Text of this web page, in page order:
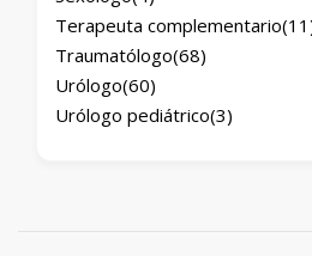
Terapeuta complementario
Traumatólogo(68)
Urólogo(60)
Urólogo pediátrico(3)